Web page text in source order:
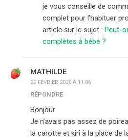
je vous conseille de
complet pour l’habituer
article sur le sujet : Peut-
complètes à bébé ?
MATHILDE
20 FÉVRIER 2026 À 11:06
RÉPONDRE
Bonjour
Je n’avais pas assez de
la carotte et kiri à la place de